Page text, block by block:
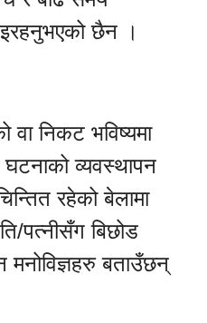
छैन ।
निकट भविष्यमा
व्यवस्थापन
रहेको बेलामा
पत्नीसँग बिछोड
बताउँछन्